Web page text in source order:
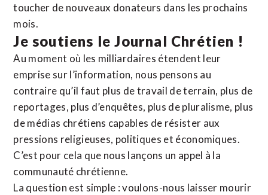
toucher de nouveaux donateurs dans les prochains
mois.
Je soutiens le Journal Chrétien !
Au moment où les milliardaires étendent leur
emprise sur l’information, nous pensons au
contraire qu’il faut plus de travail de terrain, plus de
reportages, plus d’enquêtes, plus de pluralisme, plus
de médias chrétiens capables de résister aux
pressions religieuses, politiques et économiques.
C’est pour cela que nous lançons un appel à la
communauté chrétienne.
La question est simple : voulons-nous laisser mourir